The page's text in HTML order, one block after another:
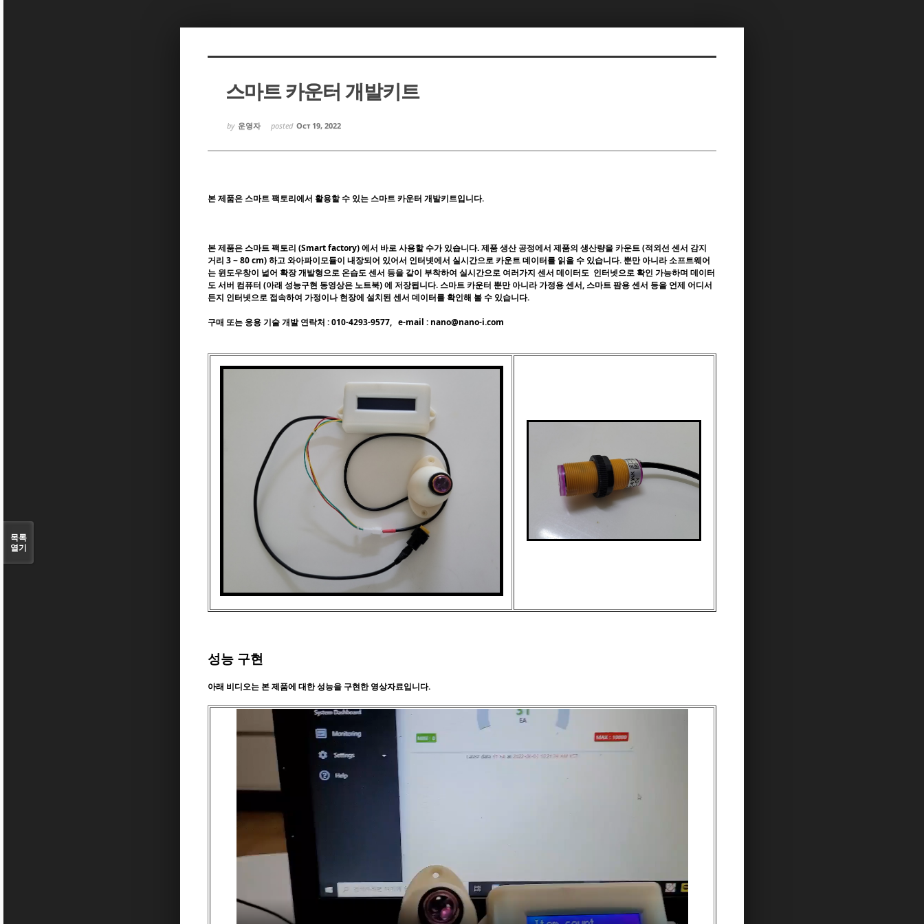
스마트 카운터 개발키트
by 운영자 posted Oct 19, 2022
본 제품은 스마트 팩토리에서 활용할 수 있는 스마트 카운터 개발키트입니다.
본 제품은 스마트 팩토리 (Smart factory) 에서 바로 사용할 수가 있습니다. 제품 생산 공정에서 제품의 생산량을 카운트 (적외선 센서 감지
거리 3 ~ 80 cm) 하고 와아파이모듈이 내장되어 있어서 인터넷에서 실시간으로 카운트 데이터를 읽을 수 있습니다. 뿐만 아니라 소프트웨어
는 윈도우창이 넓어 확장 개발형으로 온습도 센서 등을 같이 부착하여 실시간으로 여러가지 센서 데이터도 인터넷으로 확인 가능하며 데이터
도 서버 컴퓨터 (아래 성능구현 동영상은 노트북) 에 저장됩니다. 스마트 카운터 뿐만 아니라 가정용 센서, 스마트 팜용 센서 등을 언제 어디서
든지 인터넷으로 접속하여 가정이나 현장에 설치된 센서 데이터를 확인해 볼 수 있습니다.
구매 또는 응용 기술 개발 연락처 : 010-4293-9577, e-mail : nano@nano-i.com
성능 구현
아래 비디오는 본 제품에 대한 성능을 구현한 영상자료입니다.
목록
열기
Sketchbook5, 스케치북5
Sketchbook5, 스케치북5
Sketchbook5, 스케치북5
Sketchbook5, 스케치북5